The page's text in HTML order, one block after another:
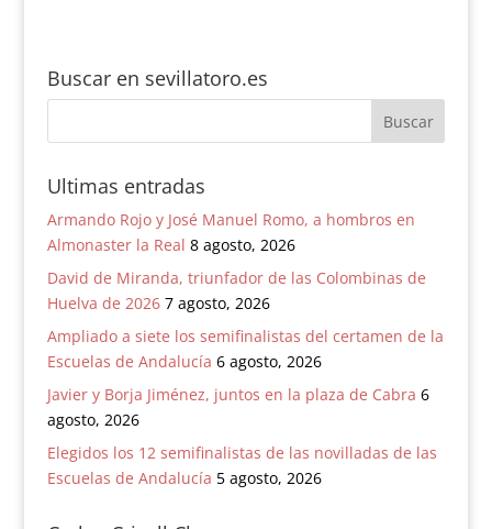
Buscar en sevillatoro.es
Ultimas entradas
Armando Rojo y José Manuel Romo, a hombros en
Almonaster la Real 8 agosto, 2026
David de Miranda, triunfador de las Colombinas de
Huelva de 2026 7 agosto, 2026
Ampliado a siete los semifinalistas del certamen de la
Escuelas de Andalucía 6 agosto, 2026
Javier y Borja Jiménez, juntos en la plaza de Cabra 6
agosto, 2026
Elegidos los 12 semifinalistas de las novilladas de las
Escuelas de Andalucía 5 agosto, 2026